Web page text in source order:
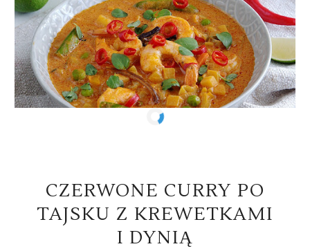
CZERWONE CURRY PO
TAJSKU Z KREWETKAMI
I DYNIĄ